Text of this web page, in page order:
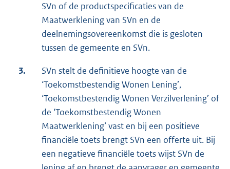
SVn of de productspecificaties van de
Maatwerklening van SVn en de
deelnemingsovereenkomst die is gesloten
tussen de gemeente en SVn.
3.
SVn stelt de definitieve hoogte van de
‘Toekomstbestendig Wonen Lening’,
‘Toekomstbestendig Wonen Verzilverlening’ of
de ‘Toekomstbestendig Wonen
Maatwerklening’ vast en bij een positieve
financiële toets brengt SVn een offerte uit. Bij
een negatieve financiële toets wijst SVn de